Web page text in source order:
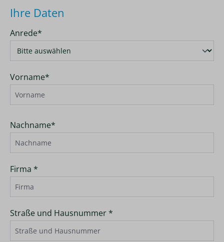
Ihre Daten
Anrede*
Vorname*
Nachname*
Firma *
Straße und Hausnummer *